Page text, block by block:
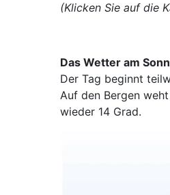
(Klicken Sie auf die
Das Wetter am
Der Tag beginnt
Auf den Bergen
wieder 14 Grad.